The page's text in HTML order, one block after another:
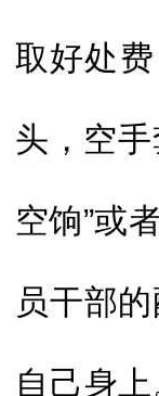
取好处
头，空
空饷”或
员干部
自己身